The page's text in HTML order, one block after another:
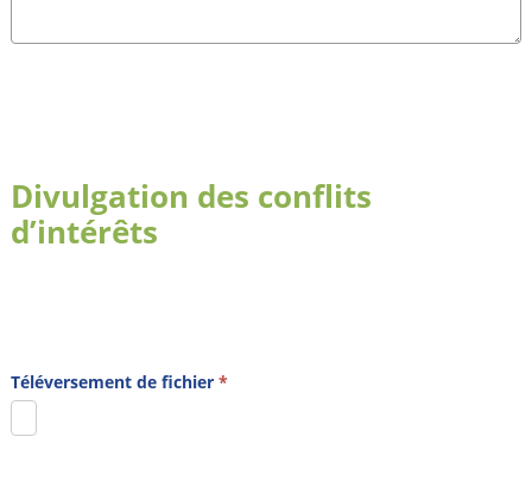
Divulgation des conflits
d’intérêts
Téléversement de fichier *